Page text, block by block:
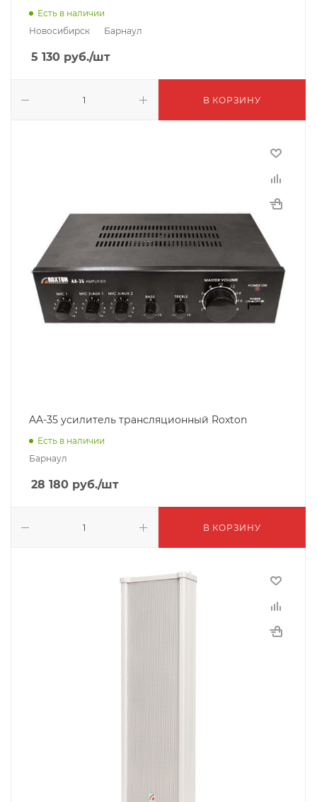
Есть в наличии
Новосибирск
Барнаул
5 130 руб./шт
В КОРЗИНУ
AA-35 усилитель трансляционный Roxton
Есть в наличии
Барнаул
28 180 руб./шт
В КОРЗИНУ